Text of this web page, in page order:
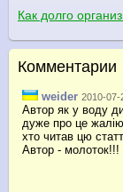
Как долго
Комментарии
weider 2010-07-
Автор як у воду
дуже про це
хто читав цю
Автор - молоток!!!